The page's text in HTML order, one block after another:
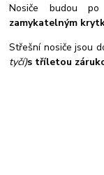
Nosiče budou
zamykatelným
Střešní nosiče jsou
tyčí)s tříletou